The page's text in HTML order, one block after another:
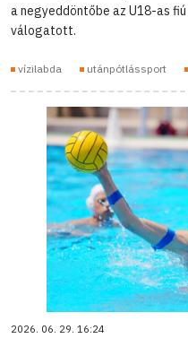
a negyeddöntőbe az U18-as
válogatott.
vízilabda utánpótlássport
2026. 06. 29. 16:24